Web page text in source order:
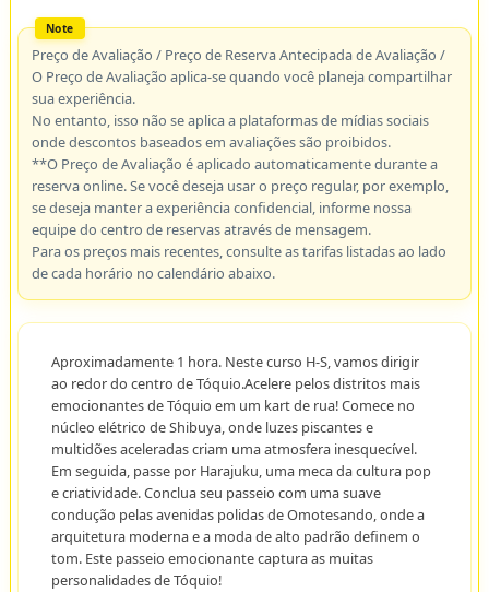
Preço de Avaliação / Preço de Reserva Antecipada de Avaliação /
O Preço de Avaliação aplica-se quando você planeja compartilhar
sua experiência.
No entanto, isso não se aplica a plataformas de mídias sociais
onde descontos baseados em avaliações são proibidos.
**O Preço de Avaliação é aplicado automaticamente durante a
reserva online. Se você deseja usar o preço regular, por exemplo,
se deseja manter a experiência confidencial, informe nossa
equipe do centro de reservas através de mensagem.
Para os preços mais recentes, consulte as tarifas listadas ao lado
de cada horário no calendário abaixo.
Aproximadamente 1 hora. Neste curso H-S, vamos dirigir
ao redor do centro de Tóquio.Acelere pelos distritos mais
emocionantes de Tóquio em um kart de rua! Comece no
núcleo elétrico de Shibuya, onde luzes piscantes e
multidões aceleradas criam uma atmosfera inesquecível.
Em seguida, passe por Harajuku, uma meca da cultura pop
e criatividade. Conclua seu passeio com uma suave
condução pelas avenidas polidas de Omotesando, onde a
arquitetura moderna e a moda de alto padrão definem o
tom. Este passeio emocionante captura as muitas
personalidades de Tóquio!